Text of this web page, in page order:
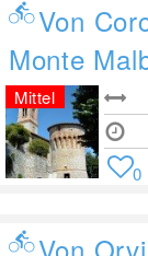
Von
Monte
Mittel
0